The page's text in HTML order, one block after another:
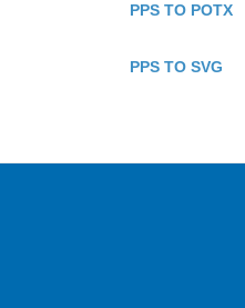
PPS TO POTX
PPS TO SVG